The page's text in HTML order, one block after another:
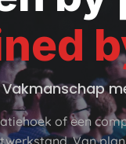
Vakmanschap
of een
Van